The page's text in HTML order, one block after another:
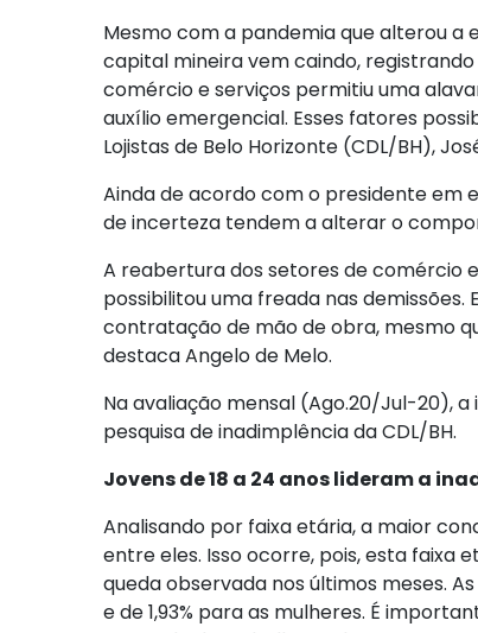
Mesmo com a pandemia que alterou a
capital mineira vem caindo, registrando
comércio e serviços permitiu uma
auxílio emergencial. Esses fatores
Lojistas de Belo Horizonte (CDL/BH),
Ainda de acordo com o presidente em
de incerteza tendem a alterar o
A reabertura dos setores de comércio
possibilitou uma freada nas
contratação de mão de obra, mesmo
destaca Angelo de Melo.
Na avaliação mensal (Ago.20/Jul-20),
pesquisa de inadimplência da CDL/BH.
Jovens de 18 a 24 anos lideram a
Analisando por faixa etária, a maior
entre eles. Isso ocorre, pois, esta faixa
queda observada nos últimos meses.
e de 1,93% para as mulheres. É